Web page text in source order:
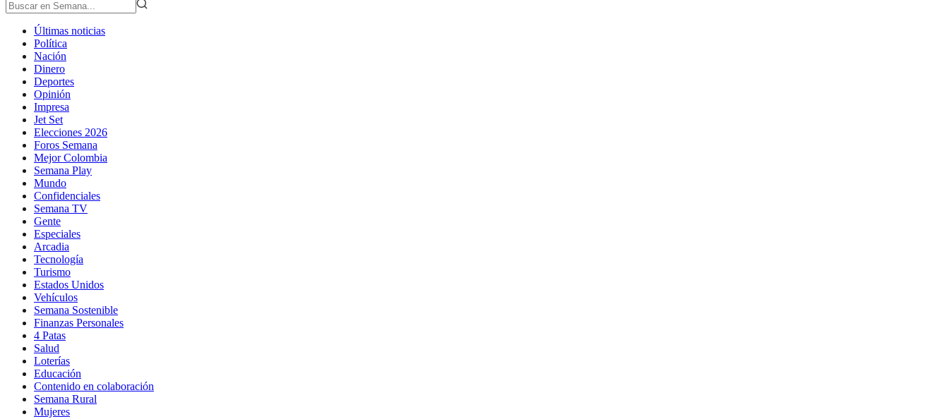
Últimas noticias
Política
Nación
Dinero
Deportes
Opinión
Impresa
Jet Set
Elecciones 2026
Foros Semana
Mejor Colombia
Semana Play
Mundo
Confidenciales
Semana TV
Gente
Especiales
Arcadia
Tecnología
Turismo
Estados Unidos
Vehículos
Semana Sostenible
Finanzas Personales
4 Patas
Salud
Loterías
Educación
Contenido en colaboración
Semana Rural
Mujeres